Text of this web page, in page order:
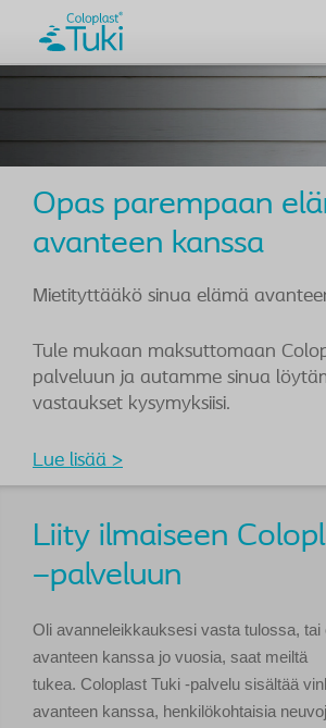
Opas parempaan
avanteen kanssa
Mietityttääkö sinua elämä
Tule mukaan maksuttomaan
palveluun ja autamme sinua
vastaukset kysymyksiisi.
Lue lisää >
Liity ilmaiseen
–palveluun
Oli avanneleikkauksesi vasta tulossa, tai
avanteen kanssa jo vuosia, saat meiltä
tukea. Coloplast Tuki -palvelu sisältää
avanteen kanssa, henkilökohtaisia